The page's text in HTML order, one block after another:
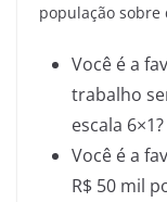
população sobre
Você é a
trabalho
escala 6×1?
Você é a
R$ 50 mil